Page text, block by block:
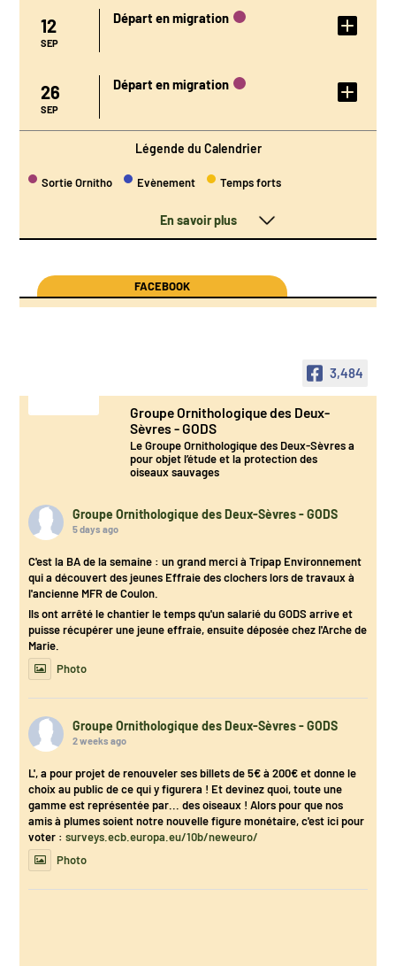
12
SEP
Départ en migration
DÉTAIL DE
L'ÉVÉNEMENT
26
SEP
Départ en migration
DÉTAIL DE
L'ÉVÉNEMENT
Légende du Calendrier
Sortie Ornitho Evènement Temps forts
En savoir plus
FACEBOOK
3,484
Groupe Ornithologique des Deux-
Sèvres - GODS
Le Groupe Ornithologique des Deux-Sèvres a
pour objet l’étude et la protection des
oiseaux sauvages
Groupe Ornithologique des Deux-Sèvres - GODS
5 days ago
C'est la BA de la semaine : un grand merci à Tripap Environnement
qui a découvert des jeunes Effraie des clochers lors de travaux à
l'ancienne MFR de Coulon.
Ils ont arrêté le chantier le temps qu'un salarié du GODS arrive et
puisse récupérer une jeune effraie, ensuite déposée chez l'Arche de
Marie.
Photo
Groupe Ornithologique des Deux-Sèvres - GODS
2 weeks ago
L', a pour projet de renouveler ses billets de 5€ à 200€ et donne le
choix au public de ce qui y figurera ! Et devinez quoi, toute une
gamme est représentée par... des oiseaux ! Alors pour que nos
amis à plumes soient notre nouvelle figure monétaire, c'est ici pour
voter :surveys.ecb.europa.eu/10b/neweuro/
Photo